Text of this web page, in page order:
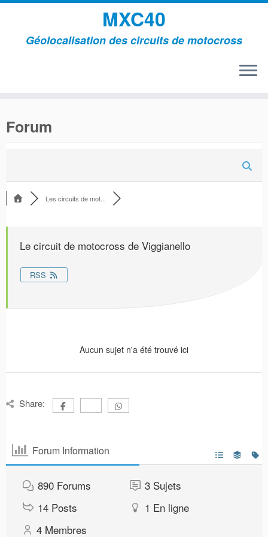
contenu
MXC40
Géolocalisation des circuits de motocross
Forum
Les circuits de mot...
Le circuit de motocross de Viggianello
RSS
Aucun sujet n'a été trouvé ici
Share:
Forum Information
890 Forums 3 Sujets
14 Posts 1 En ligne
4 Membres